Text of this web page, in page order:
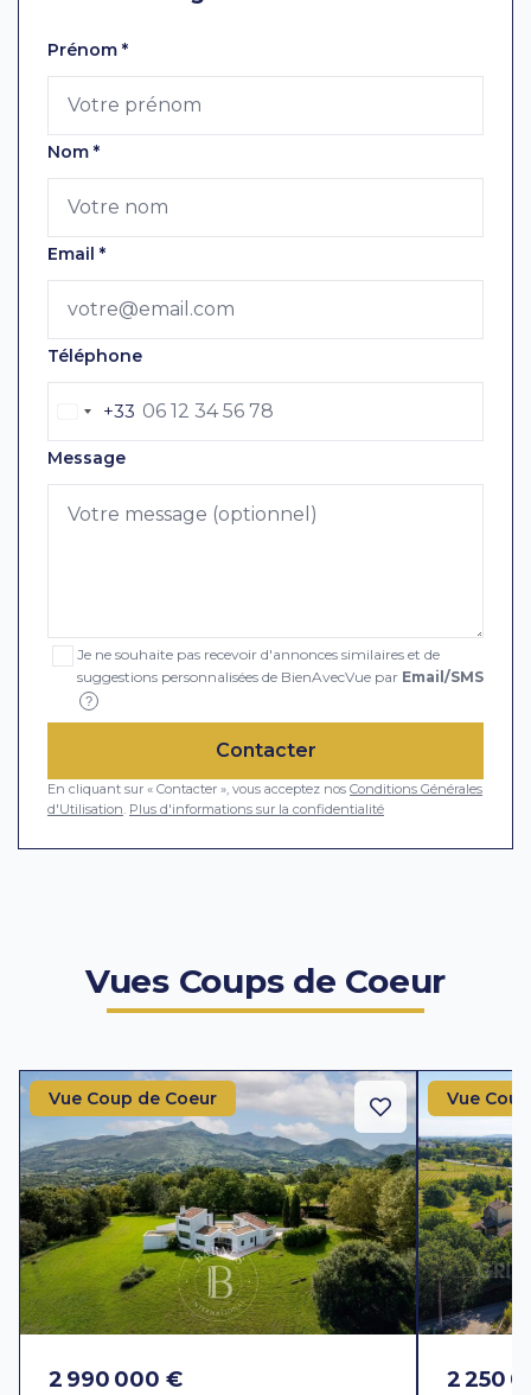
Laissez ce champ vide
Prénom *
Nom *
Email *
Téléphone
+33
Message
Je ne souhaite pas recevoir d'annonces similaires et de
suggestions personnalisées de BienAvecVue par Email/SMS
?
Contacter
En cliquant sur « Contacter », vous acceptez nos Conditions Générales
d'Utilisation Plus d'informations sur la confidentialité
Vues Coups de Coeur
Vue Coup de Coeur
2 990 000 €
Vue
2 250